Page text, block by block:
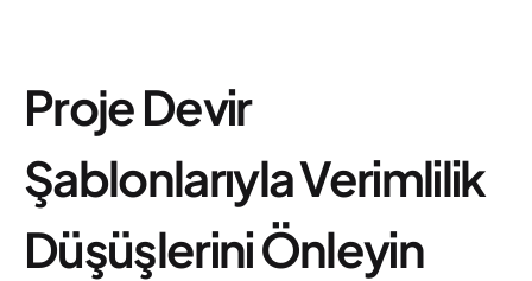
Proje Devir
Şablonlarıyla Verimlilik
Düşüşlerini Önleyin